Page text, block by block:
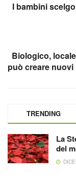
I bambini
Biologico,
può creare
TRENDING
La
del